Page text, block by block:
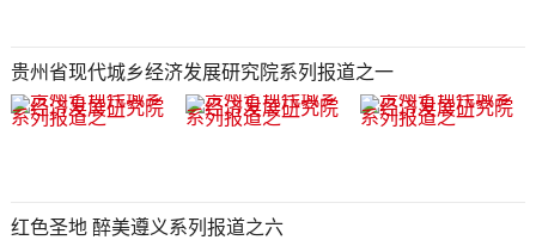
贵州省现代城乡经济发展研究院系列报道之一
红色圣地 醉美遵义系列报道之六